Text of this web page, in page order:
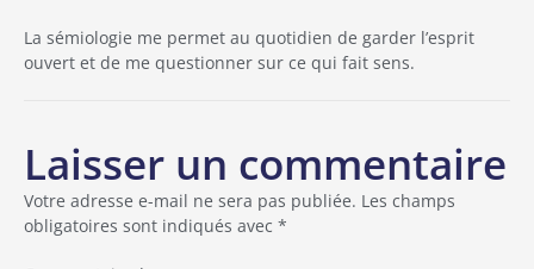
La sémiologie me permet au quotidien de garder l’esprit
ouvert et de me questionner sur ce qui fait sens.
Laisser un commentaire
Votre adresse e-mail ne sera pas publiée. Les champs
obligatoires sont indiqués avec *